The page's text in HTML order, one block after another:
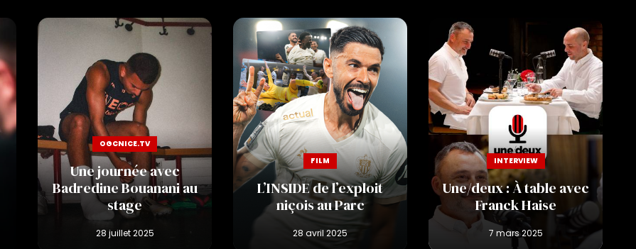
OGCNICE.TV
Une journée avec
Badredine Bouanani au
stage
FILM
L’INSIDE de l’exploit
niçois au Parc
INTERVIEW
Une/deux : À table avec
Franck Haise